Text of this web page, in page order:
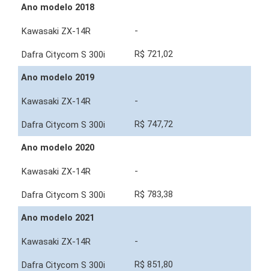
Ano modelo 2018
-
R$ 721,02
Ano modelo 2019
-
R$ 747,72
Ano modelo 2020
-
R$ 783,38
Ano modelo 2021
-
R$ 851,80